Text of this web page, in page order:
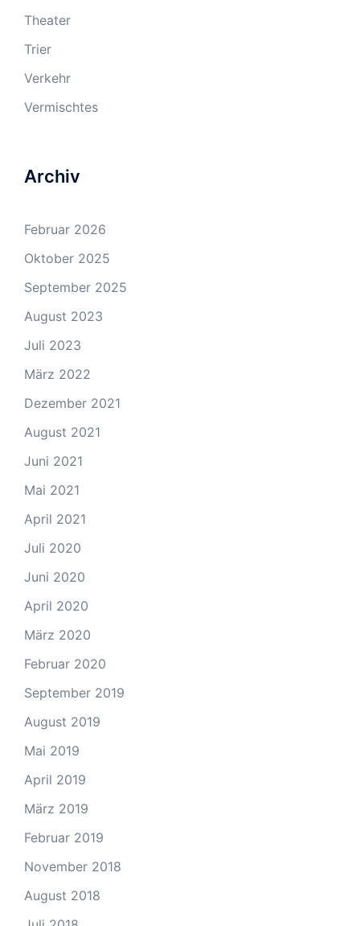
Theater
Trier
Verkehr
Vermischtes
Archiv
Februar 2026
Oktober 2025
September 2025
August 2023
Juli 2023
März 2022
Dezember 2021
August 2021
Juni 2021
Mai 2021
April 2021
Juli 2020
Juni 2020
April 2020
März 2020
Februar 2020
September 2019
August 2019
Mai 2019
April 2019
März 2019
Februar 2019
November 2018
August 2018